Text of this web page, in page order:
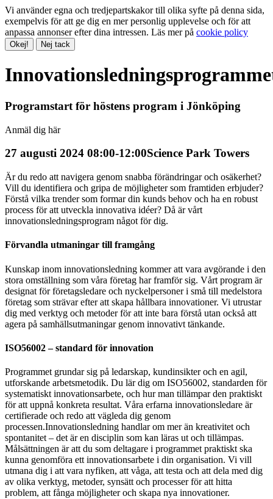
Vi använder egna och tredjepartskakor till olika syfte på denna sida,
exempelvis för att ge dig en mer personlig upplevelse och för att
anpassa annonser efter dina intressen. Läs mer på cookie policy
Okej! Nej tack
Programstart för höstens program i Jönköping
Anmäl dig här
27 augusti 2024 08:00-12:00Science Park Towers
Är du redo att navigera genom snabba förändringar och osäkerhet?
Vill du identifiera och gripa de möjligheter som framtiden erbjuder?
Förstå vilka trender som formar din kunds behov och ha en robust
process för att utveckla innovativa idéer? Då är vårt
innovationsledningsprogram något för dig.
Förvandla utmaningar till framgång
Kunskap inom innovationsledning kommer att vara avgörande i den
stora omställning som våra företag har framför sig. Vårt program är
designat för företagsledare och nyckelpersoner i små till medelstora
företag som strävar efter att skapa hållbara innovationer. Vi utrustar
dig med verktyg och metoder för att inte bara förstå utan också att
agera på samhällsutmaningar genom innovativt tänkande.
ISO56002 – standard för innovation
Programmet grundar sig på ledarskap, kundinsikter och en agil,
utforskande arbetsmetodik. Du lär dig om ISO56002, standarden för
systematiskt innovationsarbete, och hur man tillämpar den praktiskt
för att uppnå konkreta resultat. Våra erfarna innovationsledare är
certifierade och redo att vägleda dig genom
processen.Innovationsledning handlar om mer än kreativitet och
spontanitet – det är en disciplin som kan läras ut och tillämpas.
Målsättningen är att du som deltagare i programmet praktiskt ska
kunna genomföra ett innovationsarbete i din organisation. Vi vill
utmana dig i att vara nyfiken, att våga, att testa och att dela med dig
av olika verktyg, metoder, synsätt och processer för att hitta
problem, att fånga möjligheter och skapa nya innovationer.